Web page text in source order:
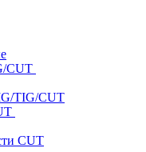
CUT
TIG/CUT
CUT